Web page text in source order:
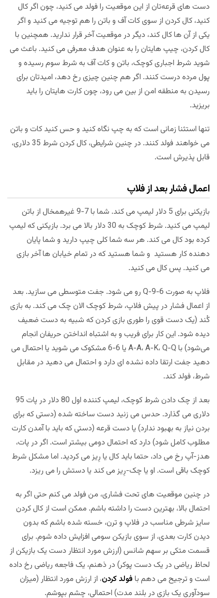
دست های قرعه‌تان از این موقعیت را فولد می کنید، چون اگر کال
کنید، کال کردن از سوی کات آف و باتن را هم توجیه می کنید و اگر
یکی از آن ها کال کند، دیگر در موقعیت آخر قرار ندارید. همچنین با
کال کردن، چیپ هایتان را به عنوان هدف معرفی می کنید. باعث می
شوید شرط اجباری کوچک، باتن و کات آف به شرط سوم رسیده و
پول مرده درست کنند. اگر هم چنین چیزی رخ دهد، امیدتان برای
رسیدن به منطقه امن از بین می رود، چون کارت هایتان را باید
بریزید.
تنها استثنا زمانی است که به چپ نگاه کنید و حس کنید کات و باتن
می خواهند فولد کنند. در چنین شرایطی، کال کردن شرط 35 دلاری،
قابل پذیرش است.
اعمال فشار بعد از فلاپ
بازیکنی برای 5 دلار لیمپ می کند. شما با 7-9 غیرهمخال از باتن
لیمپ می کنید. شرط کوچک به 30 دلار بالا می برد. بازیکنی که لیمپ
کرده بود کال می کند. هر سه شما کلی چیپ دارید و شما پایان
دهنده کار هستید و شما هستید که در تمام خیابان ها آخر بازی
می کنید. پس کال می کنید.
فلاپ به صورت Q-9-6 رو می شود. جفت متوسطی می سازید. بعد
از اعمال فشار در پیش فلاپ، شرط کوچک الان چک می کند. به بازی
کُند (یک دست قوی را طوری بازی کردن که شبیه به دست ضعیف
دیده شود. این کار برای فریب و به اشتباه انداختن حریفان انجام
می‌شود) با A-A، A-K، Q-Q یا 6-6 مشکوک می شوید یا احتمال می
دهید جفت ارتقا داده نشده ای دارد و احتمال می دهید در مقابل
شرط، فولد کند.
بعد از چک دادن شرط کوچک، لیمپ کننده اول 80 دلار در پات 95
دلاری می گذارد. حدس می زنید دست ساخته شده (دستی که برای
بردن نیاز به بهبود ندارد) یا دست قرعه (دستی که باید با آمدن کارت
مطلوب کامل شود) دارد که احتمال دومی بیشتر است. اگر در پات،
هدز-آپ رخ می داد، حتما باید کال یا رِیز می کردید. اما مشکل شرط
کوچک باقی است. او یا چک-رِیز می کند یا دستش را می ریزد.
در چنین موقعیت های تحت فشاری، من فولد می کنم حتی اگر به
احتمال بالا، بهترین دست را داشته باشم. ممکن است از کال کردن
سایز شرطی مناسب در فلاپ و ترن، خسته شده باشم که بدون
دیدن کارت بعدی، از سوی بازیکن سومی افزایش داده شوم. برای
قسمت متکی بر سهم شانس (ارزش مورد انتظار دست یک بازیکن از
لحاظ ریاضی در یک دست پوکر) در ذهنم، یک فاجعه ریاضی رخ داده
است و ترجیح می دهم با فولد کردن، از ارزش مورد انتظار (میزان
سودآوری یک بازی در بلند مدت) احتمالی، چشم بپوشم.